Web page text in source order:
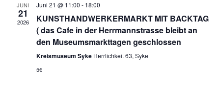
JUNI
21
2026
Juni 21 @ 11:00 - 18:00
KUNSTHANDWERKERMARKT MIT BACKTAG
( das Cafe in der Herrmannstrasse bleibt an
den Museumsmarkttagen geschlossen
Kreismuseum Syke Herrlichkeit 63, Syke
5€